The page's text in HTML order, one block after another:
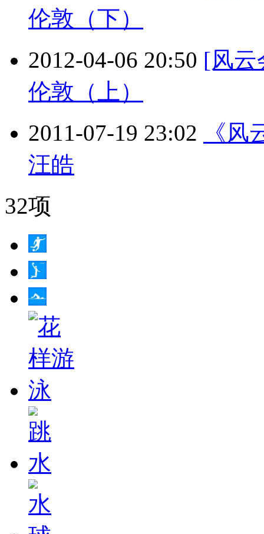
伦敦（下）
2012-04-06 20:50 [风云
伦敦（上）
2011-07-19 23:02
《
汪皓
32项